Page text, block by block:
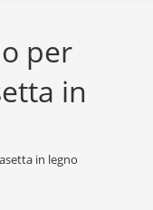
per
in
in legno